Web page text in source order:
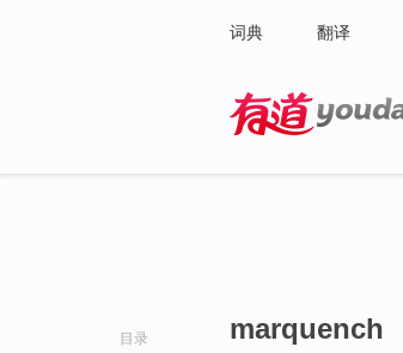
词典 翻译
目录 marquench